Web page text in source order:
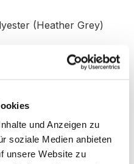
und Anzeigen zu
soziale Medien anbieten
unsere Website zu
(Heather Grey)
(Charcoal)